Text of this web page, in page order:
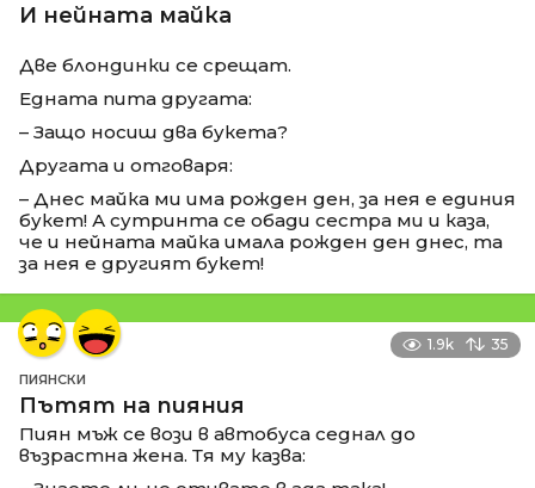
И нейната майка
Две блондинки се срещат.
Едната пита другата:
– Защо носиш два букета?
Другата и отговаря:
– Днес майка ми има рожден ден, за нея е единия
букет! А сутринта се обади сестра ми и каза,
че и нейната майка имала рожден ден днес, та
за нея е другият букет!
1.9k 35
ПИЯНСКИ
Пътят на пияния
Пиян мъж се вози в автобуса седнал до
възрастна жена. Тя му казва: